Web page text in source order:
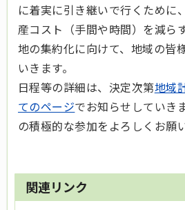
に着実に引き継いで行くために
産コスト（手間や時間）を減ら
地の集約化に向けて、地域の皆
いきます。
日程等の詳細は、決定次第地域
てのページでお知らせしていき
の積極的な参加をよろしくお願
関連リンク